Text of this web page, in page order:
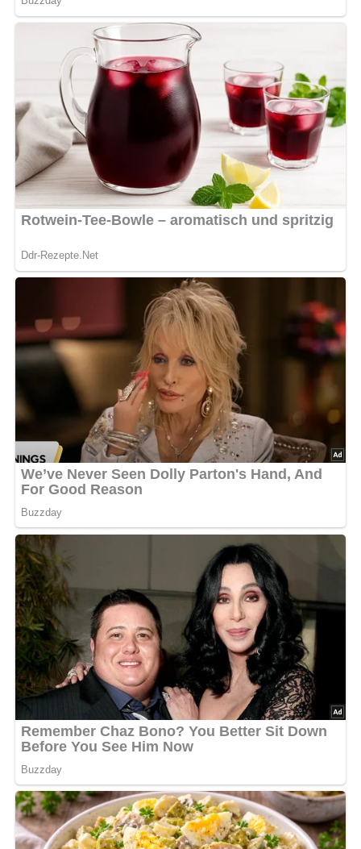
Schneebesen
Flasche oder Karaffe zum Aufbewahren
Tipps zum Rezept:
Du kannst den Eierlikör nach Belieben mit mehr oder
weniger Alkohol zubereiten, je nach persönlichem
Geschmack.
Verwende frisch gepressten Zitronensaft für ein
besonders frisches Aroma.
Variationen des Rezepts:
Experimentiere mit verschiedenen Likörsorten wie Rum
oder Brandy, um unterschiedliche
Geschmacksrichtungen zu erhalten.
Für eine cremigere Konsistenz kannst du auch Sahne
oder Milch hinzufügen.
Tipps für Diabetiker:Beachte die Portionsgröße und
genieße den Eierlikör in Maßen, um den Blutzuckerspiegel
stabil zu halten.
Fazit: Der schnelle Eierlikör nach DDR-Rezept ist eine
besondere Anlässe oder als Geschenk eignet. Mit seinem
cremigen Geschmack und einem Hauch von Zitrone ist er
ein Genuss für alle Sinne. Probiere dieses Rezept aus und
erlebe den unverwechselbaren Geschmack der DDR-Küche
in deinem eigenen Zuhause!
Kennst du schon unser tolles DDR-Quiz? Was weißt du
noch alles über die DDR?Teste dein Wissen jetzt!
Bild für dein Pinterest-Board